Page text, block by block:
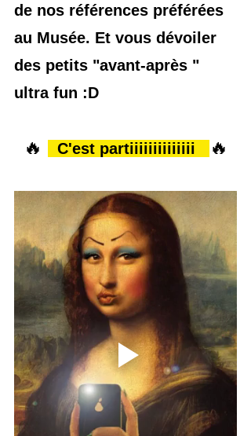
de nos références préférées
au Musée. Et vous dévoiler
des petits "avant-après "
ultra fun :D
🔥
  C'est partiiiiiiiiiiiiii
🔥